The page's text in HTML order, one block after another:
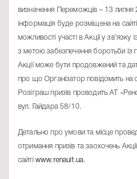
визначення Переможців – 13 липня
інформація буде розміщена на сайті
можливості участі в Акції у
з метою забезпечення боротьби
Акції може бути продовжений та
про що Організатор повідомить на
Розіграш призів проводить АТ
вул. Гайдара 58/10.
Детально про умови та місце
отримання призів та заохочень
сайті www.renault.ua.